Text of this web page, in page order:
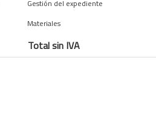
Gestión del expediente
Materiales
Total sin IVA